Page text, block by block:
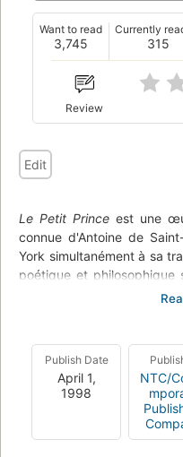
3,745
Want to read
315
Currently
Review
Edit
Le Petit Princeest une
connue d'Antoine de
York simultanément à sa
poétique et philosophique
Le Petit Princeest le
monde après la Bible.
Le langage, simple et
compris par des enfants,
véhicule privilégié d'une
Publish Date
April 1,
1998
NTC/